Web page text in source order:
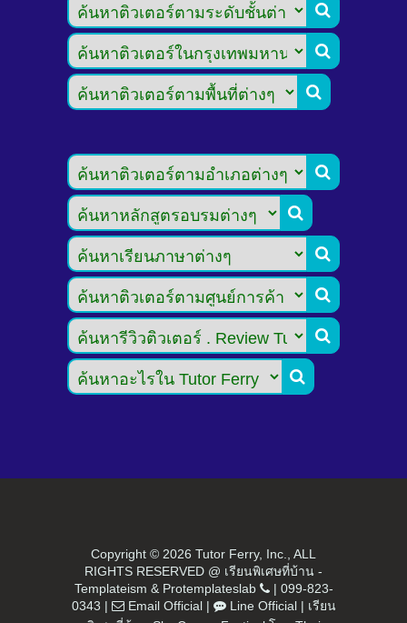









Copyright © 2026 Tutor Ferry, Inc., ALL
RIGHTS RESERVED @ เรียนพิเศษที่บ้าน -
Templateism & Protemplateslab | 099-823-
0343 | Email Official| Line Official| เรียน